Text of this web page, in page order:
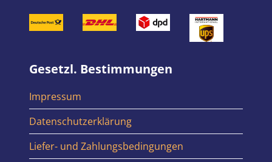
Gesetzl. Bestimmungen
Impressum
Datenschutzerklärung
Liefer- und Zahlungsbedingungen